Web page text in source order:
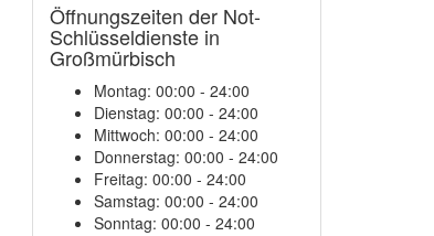
Öffnungszeiten der Not-
Schlüsseldienste in
Großmürbisch
Montag: 00:00 - 24:00
Dienstag: 00:00 - 24:00
Mittwoch: 00:00 - 24:00
Donnerstag: 00:00 - 24:00
Freitag: 00:00 - 24:00
Samstag: 00:00 - 24:00
Sonntag: 00:00 - 24:00